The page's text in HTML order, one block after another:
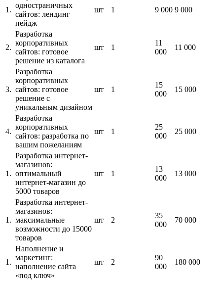
1.
одностраничных
сайтов: лендинг
пейдж
шт 1 9 000 9 000
2.
Разработка
корпоративных
сайтов: готовое
решение из каталога
шт 1
11
000
11 000
3.
Разработка
корпоративных
сайтов: готовое
решение с
уникальным дизайном
шт 1
15
000
15 000
4.
Разработка
корпоративных
сайтов: разработка по
вашим пожеланиям
шт 1
25
000
25 000
1.
Разработка интернет-
магазинов:
оптимальный
интернет-магазин до
5000 товаров
шт 1
13
000
13 000
1.
Разработка интернет-
магазинов:
максимальные
возможности до 15000
товаров
шт 2
35
000
70 000
1.
Наполнение и
маркетинг:
наполнение сайта
«под ключ»
шт 2
90
000
180 000